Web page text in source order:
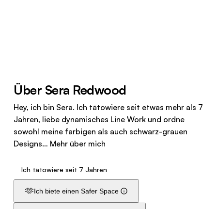
Über Sera Redwood
Hey, ich bin Sera. Ich tätowiere seit etwas mehr als 7
Jahren, liebe dynamisches Line Work und ordne
sowohl meine farbigen als auch schwarz-grauen
Designs… Mehr über mich
Ich tätowiere seit 7 Jahren
🫶Ich biete einen Safer Space